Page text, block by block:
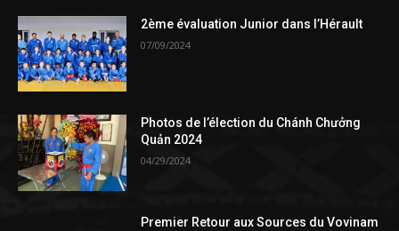
2ème évaluation Junior dans l’Hérault
07/09/2024
Photos de l’élection du Chánh Chưởng
Quản 2024
04/29/2024
Premier Retour aux Sources du Vovinam